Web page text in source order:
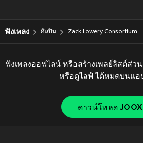
ฟังเพลง ศิลปิน Zack Lowery Consortium
ฟังเพลงออฟไลน์ หรือสร้างเพลย์ลิสต์ส่วน
หรือดูไลฟ์ ได้หมดบนแอ
ดาวน์โหลด JOOX